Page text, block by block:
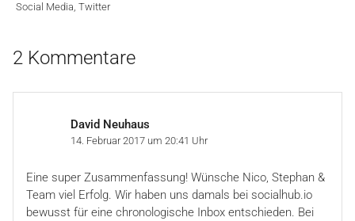
Social Media, Twitter
2 Kommentare
David Neuhaus
14. Februar 2017 um 20:41 Uhr
Eine super Zusammenfassung! Wünsche Nico, Stephan &
Team viel Erfolg. Wir haben uns damals bei socialhub.io
bewusst für eine chronologische Inbox entschieden. Bei